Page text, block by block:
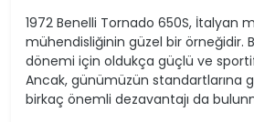
1972 Benelli Tornado 650S, İtalyan
mühendisliğinin güzel bir örneğidir.
dönemi için oldukça güçlü ve
Ancak, günümüzün standartlarına
birkaç önemli dezavantajı da